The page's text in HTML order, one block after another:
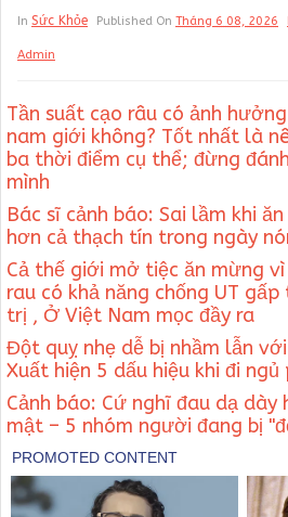
In Sức Khỏe Published On Tháng 6 08, 2026
Admin
Tần suất cạo râu có ảnh
nam giới không? Tốt nhất là
ba thời điểm cụ thể; đừng
mình
Bác sĩ cảnh báo: Sai lầm khi
hơn cả thạch tín trong ngày
Cả thế giới mở tiệc ăn mừng
rau có khả năng chống UT
trị , Ở Việt Nam mọc đầy ra
Đột quỵ nhẹ dễ bị nhầm lẫn
Xuất hiện 5 dấu hiệu khi đi ngủ
Cảnh báo: Cứ nghĩ đau dạ
mật – 5 nhóm người đang bị